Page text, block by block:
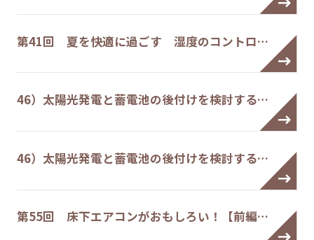
第41回 夏を快適に過ごす 湿度のコントロ…
46）太陽光発電と蓄電池の後付けを検討する…
46）太陽光発電と蓄電池の後付けを検討する…
第55回 床下エアコンがおもしろい！【前編…